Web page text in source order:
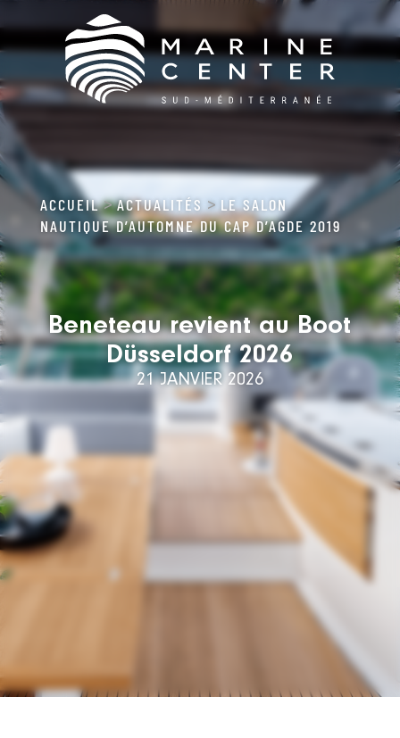
ACCUEIL>ACTUALITÉS > LE SALON
NAUTIQUE D’AUTOMNE DU CAP D’AGDE 2019
Beneteau revient au Boot
Düsseldorf 2026
21 JANVIER 2026